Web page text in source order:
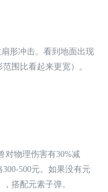
形冲击。看到地面出现
围比看起来更宽）。
对物理伤害有30%减
500元。如果没有元
搭配元素子弹。